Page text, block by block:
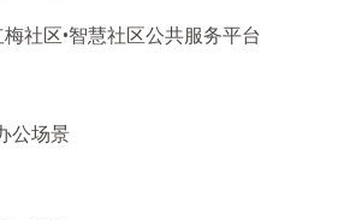
社区•智慧社区公共服务平台
公场景